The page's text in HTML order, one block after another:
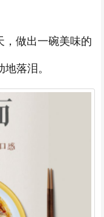
做出一碗美味的
落泪。